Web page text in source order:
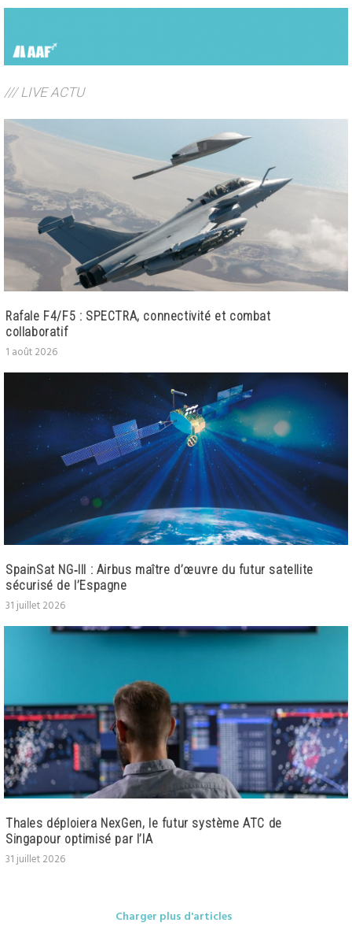
/// LIVE ACTU
Rafale F4/F5 : SPECTRA, connectivité et combat
collaboratif
1 août 2026
SpainSat NG‑III : Airbus maître d’œuvre du futur satellite
sécurisé de l’Espagne
31 juillet 2026
Thales déploiera NexGen, le futur système ATC de
Singapour optimisé par l’IA
31 juillet 2026
Charger plus d'articles